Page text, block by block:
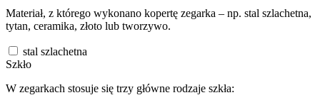
Materiał, z którego wykonano kopertę zegarka – np. stal szlachetna,
tytan, ceramika, złoto lub tworzywo.
stal szlachetna
Szkło
W zegarkach stosuje się trzy główne rodzaje szkła: